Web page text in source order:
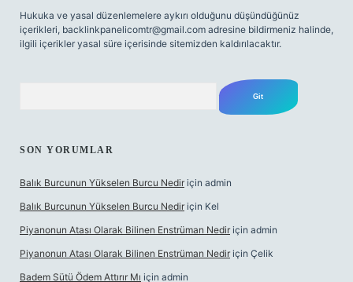
Hukuka ve yasal düzenlemelere aykırı olduğunu düşündüğünüz
içerikleri, backlinkpanelicomtr@gmail.com adresine bildirmeniz halinde,
ilgili içerikler yasal süre içerisinde sitemizden kaldırılacaktır.
SON YORUMLAR
Balık Burcunun Yükselen Burcu Nedir için admin
Balık Burcunun Yükselen Burcu Nedir için Kel
Piyanonun Atası Olarak Bilinen Enstrüman Nedir için admin
Piyanonun Atası Olarak Bilinen Enstrüman Nedir için Çelik
Badem Sütü Ödem Attırır Mı için admin